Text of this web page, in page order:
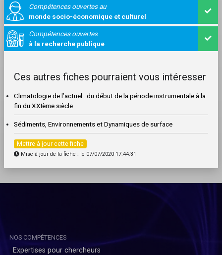
Compétences ouvertes au
monde socio-économique et culturel
Compétences ouvertes
à la recherche publique
Ces autres fiches pourraient vous intéresser
Climatologie de l’actuel : du début de la période instrumentale à la
fin du XXIème siècle
Sédiments, Environnements et Dynamiques de surface
Mettre à jour cette fiche
Mise à jour de la fiche : le 07/07/2020 17:44:31
NOS COMPÉTENCES
Expertises pour chercheurs